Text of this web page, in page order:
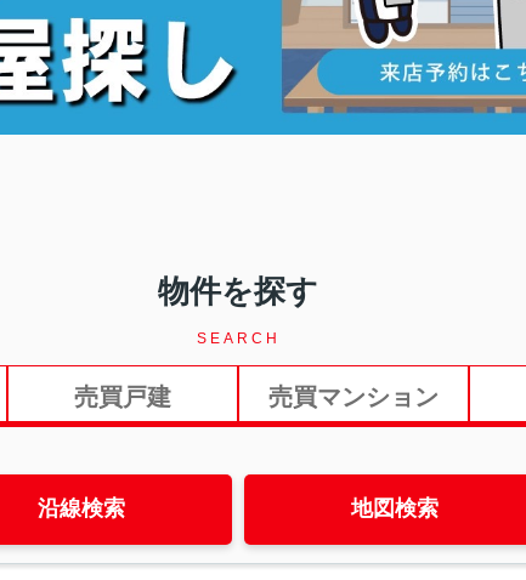
物件を探す
SEARCH
売買戸建 売買マンション
沿線検索 地図検索